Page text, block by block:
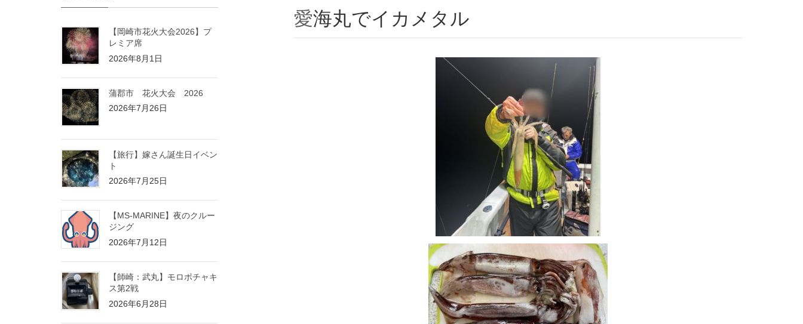
愛海丸でイカメタル
【岡崎市花火大会2026】プ
レミア席
2026年8月1日
蒲郡市 花火大会 2026
2026年7月26日
【旅行】嫁さん誕生日イベン
ト
2026年7月25日
【MS-MARINE】夜のクルー
ジング
2026年7月12日
【師崎：武丸】モロポチャキ
ス第2戦
2026年6月28日